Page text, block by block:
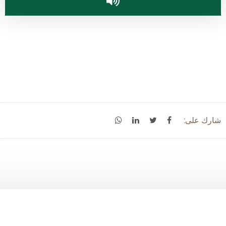
شارك على: